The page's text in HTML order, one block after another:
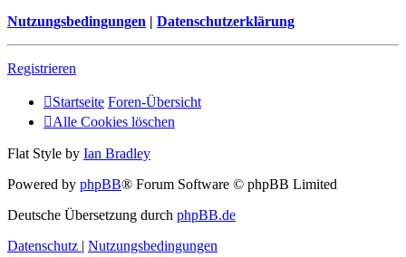
Nutzungsbedingungen | Datenschutzerklärung
Registrieren
Startseite Foren-Übersicht
Alle Cookies löschen
Flat Style by Ian Bradley
Powered by phpBB® Forum Software © phpBB Limited
Deutsche Übersetzung durch phpBB.de
Datenschutz | Nutzungsbedingungen